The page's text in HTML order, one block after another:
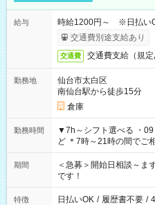
給与
時給1200円～ ※日払い
交通費別途支給あり
交通費 交通費支給（規定
勤務地
仙台市太白区
南仙台駅から徒歩15分
倉庫
勤務時間
▼7h～シフト選べる ・
ど ＊7時～21時の間でご
期間
＜急募＞開始日相談～
です！
特徴 日払いOK / 履歴書不要 /